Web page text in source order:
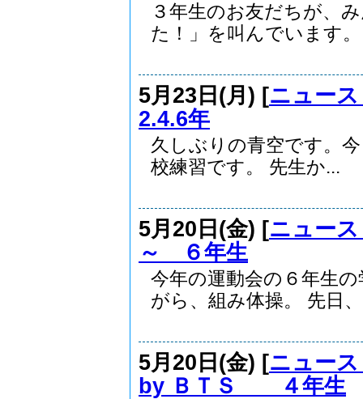
３年生のお友だちが、
た！」を叫んでいます
5月23日(月) [ニュー
2.4.6年
久しぶりの青空です。
校練習です。 先生か...
5月20日(金) [ニュー
～ ６年生
今年の運動会の６年生
がら、組み体操。 先日
5月20日(金) [ニュー
by ＢＴＳ ４年生